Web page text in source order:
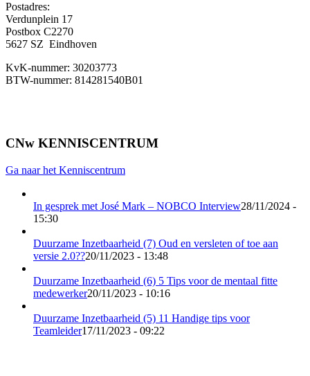
Postadres:
Verdunplein 17
Postbox C2270
5627 SZ Eindhoven
KvK-nummer: 30203773
BTW-nummer: 814281540B01
CNw KENNISCENTRUM
Ga naar het Kenniscentrum
In gesprek met José Mark – NOBCO Interview28/11/2024 -
15:30
Duurzame Inzetbaarheid (7) Oud en versleten of toe aan
versie 2.0??20/11/2023 - 13:48
Duurzame Inzetbaarheid (6) 5 Tips voor de mentaal fitte
medewerker20/11/2023 - 10:16
Duurzame Inzetbaarheid (5) 11 Handige tips voor
Teamleider17/11/2023 - 09:22